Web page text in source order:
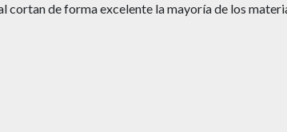
de forma excelente la mayoría de los